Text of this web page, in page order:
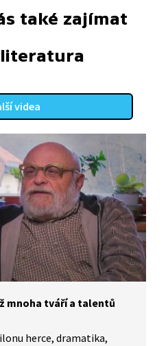
také zajímat
literatura
videa
mnoha tváří a talentů
herce, dramatika,